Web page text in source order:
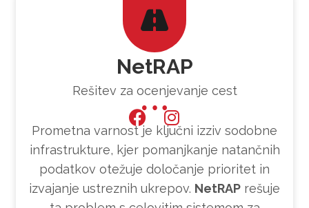
NetRAP
Rešitev za ocenjevanje cest
Prometna varnost je ključni izziv sodobne
infrastrukture, kjer pomanjkanje natančnih
podatkov otežuje določanje prioritet in
izvajanje ustreznih ukrepov. NetRAP rešuje